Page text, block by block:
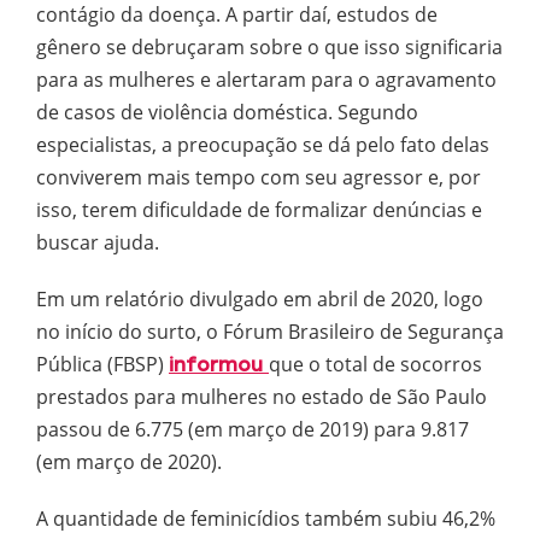
contágio da doença. A partir daí, estudos de
gênero se debruçaram sobre o que isso significaria
para as mulheres e alertaram para o agravamento
de casos de violência doméstica. Segundo
especialistas, a preocupação se dá pelo fato delas
conviverem mais tempo com seu agressor e, por
isso, terem dificuldade de formalizar denúncias e
buscar ajuda.
Em um relatório divulgado em abril de 2020, logo
no início do surto, o Fórum Brasileiro de Segurança
Pública (FBSP) informou que o total de socorros
prestados para mulheres no estado de São Paulo
passou de 6.775 (em março de 2019) para 9.817
(em março de 2020).
A quantidade de feminicídios também subiu 46,2%